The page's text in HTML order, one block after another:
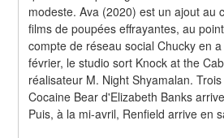
modeste. Ava (2020) est un ajout au
films de poupées effrayantes, au
compte de réseau social Chucky en
février, le studio sort Knock at the
réalisateur M. Night Shyamalan.
Cocaine Bear d'Elizabeth Banks
Puis, à la mi-avril, Renfield arrive en